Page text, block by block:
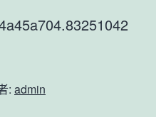
: admin